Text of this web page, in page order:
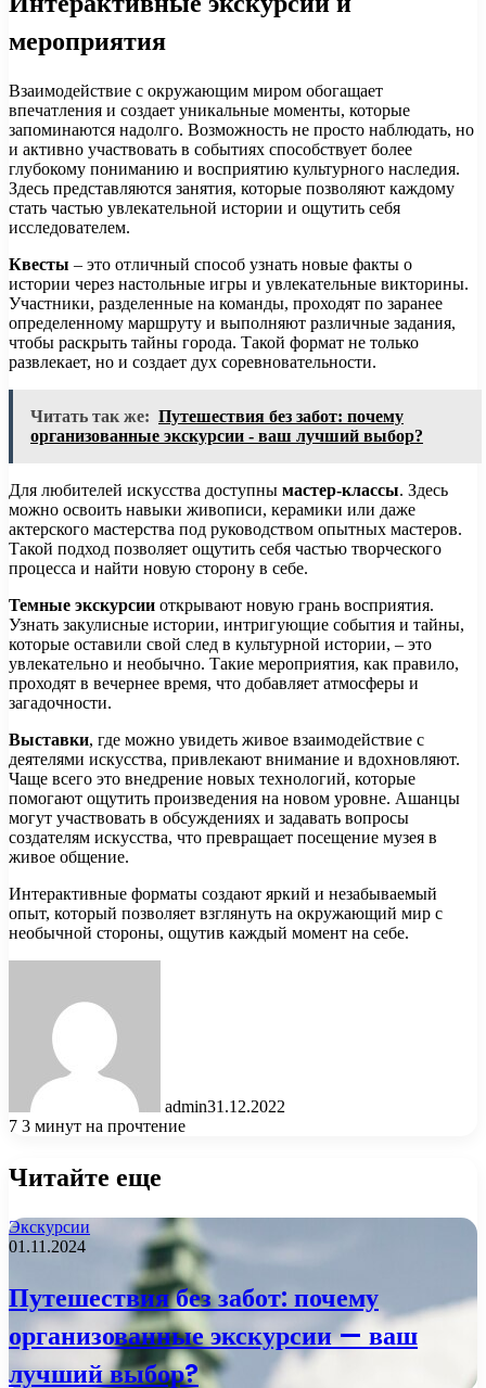
мероприятия
Взаимодействие с окружающим миром обогащает
впечатления и создает уникальные моменты, которые
запоминаются надолго. Возможность не просто наблюдать, но
и активно участвовать в событиях способствует более
глубокому пониманию и восприятию культурного наследия.
Здесь представляются занятия, которые позволяют каждому
стать частью увлекательной истории и ощутить себя
исследователем.
Квесты – это отличный способ узнать новые факты о
истории через настольные игры и увлекательные викторины.
Участники, разделенные на команды, проходят по заранее
определенному маршруту и выполняют различные задания,
чтобы раскрыть тайны города. Такой формат не только
развлекает, но и создает дух соревновательности.
Читать так же: Путешествия без забот: почему
организованные экскурсии - ваш лучший выбор?
Для любителей искусства доступны мастер-классы. Здесь
можно освоить навыки живописи, керамики или даже
актерского мастерства под руководством опытных мастеров.
Такой подход позволяет ощутить себя частью творческого
процесса и найти новую сторону в себе.
Темные экскурсии открывают новую грань восприятия.
Узнать закулисные истории, интригующие события и тайны,
которые оставили свой след в культурной истории, – это
увлекательно и необычно. Такие мероприятия, как правило,
проходят в вечернее время, что добавляет атмосферы и
загадочности.
Выставки, где можно увидеть живое взаимодействие с
деятелями искусства, привлекают внимание и вдохновляют.
Чаще всего это внедрение новых технологий, которые
помогают ощутить произведения на новом уровне. Ашанцы
могут участвовать в обсуждениях и задавать вопросы
создателям искусства, что превращает посещение музея в
живое общение.
Интерактивные форматы создают яркий и незабываемый
опыт, который позволяет взглянуть на окружающий мир с
необычной стороны, ощутив каждый момент на себе.
admin31.12.2022
7 3 минут на прочтение
Читайте еще
Экскурсии
01.11.2024
Путешествия без забот: почему
организованные экскурсии — ваш
лучший выбор?